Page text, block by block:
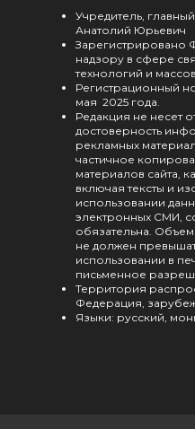
Учредитель,
Анатолий Юрьевич
Зарегистрировано
надзору в сфере
технологий и
Регистрационный
мая 2025 года.
Редакция не несет
достоверность
рекламных
частичное
материалов сайта,
включая тексты и
использовании
электронных СМИ,
обязательна.
не должен
использовании в
письменное
Территория
Федерация,
Языки: русский,